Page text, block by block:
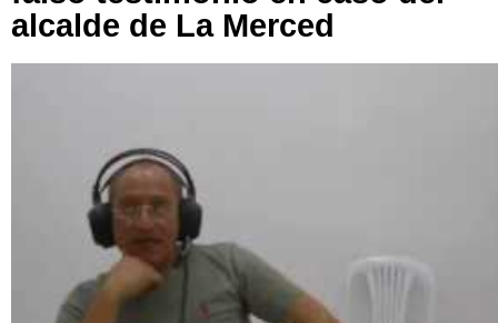
alcalde de La Merced